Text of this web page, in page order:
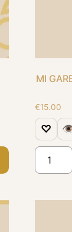
MI
€15.00
♡